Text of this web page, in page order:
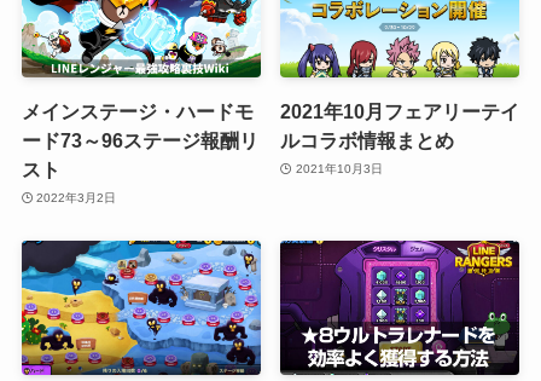
メインステージ・ハードモ
ード73～96ステージ報酬リ
スト
2022年3月2日
2021年10月フェアリーテイ
ルコラボ情報まとめ
2021年10月3日